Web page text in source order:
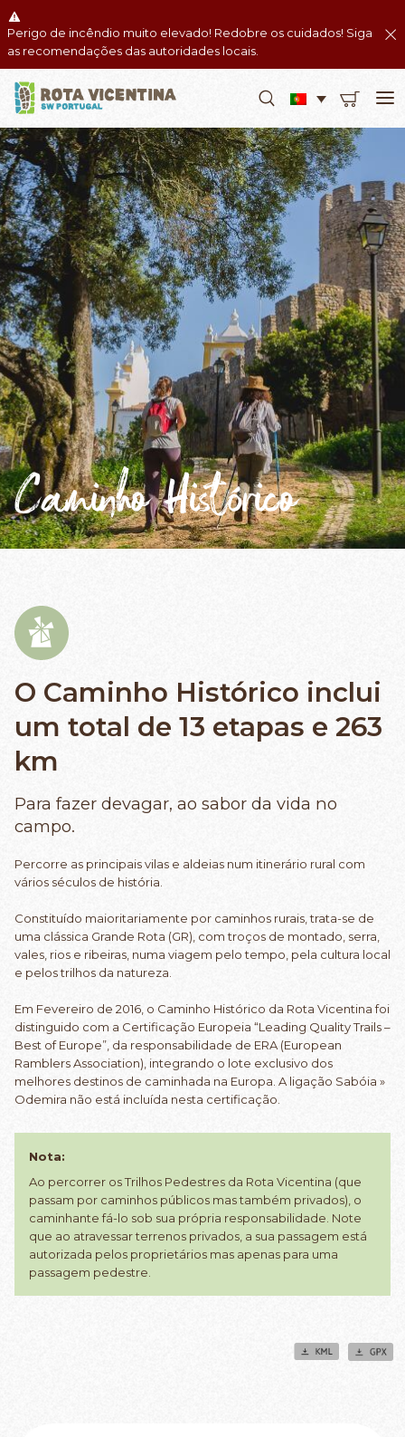
Perigo de incêndio muito elevado! Redobre os cuidados! Siga
as recomendações das autoridades locais.
Caminho Histórico
O Caminho Histórico inclui
um total de 13 etapas e 263
km
Para fazer devagar, ao sabor da vida no
campo.
Percorre as principais vilas e aldeias num itinerário rural com
vários séculos de história.
Constituído maioritariamente por caminhos rurais, trata-se de
uma clássica Grande Rota (GR), com troços de montado, serra,
vales, rios e ribeiras, numa viagem pelo tempo, pela cultura local
e pelos trilhos da natureza.
Em Fevereiro de 2016, o Caminho Histórico da Rota Vicentina foi
distinguido com a Certificação Europeia “Leading Quality Trails –
Best of Europe”, da responsabilidade de ERA (European
Ramblers Association), integrando o lote exclusivo dos
melhores destinos de caminhada na Europa. A ligação Sabóia »
Odemira não está incluída nesta certificação.
Nota:
Ao percorrer os Trilhos Pedestres da Rota Vicentina (que
passam por caminhos públicos mas também privados), o
caminhante fá-lo sob sua própria responsabilidade. Note
que ao atravessar terrenos privados, a sua passagem está
autorizada pelos proprietários mas apenas para uma
passagem pedestre.